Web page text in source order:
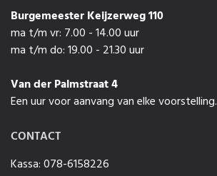
Burgemeester Keijzerweg 110
ma t/m vr: 7.00 - 14.00 uur
ma t/m do: 19.00 - 21.30 uur
Van der Palmstraat 4
Een uur voor aanvang van elke voorstelling.
CONTACT
Kassa: 078-6158226